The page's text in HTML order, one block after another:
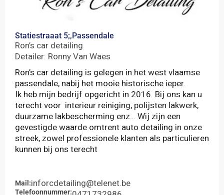
Statiestraaat 5;,Passendale
Ron’s car detailing
Detailer: Ronny Van Waes
Ron’s car detailing is gelegen in het west vlaamse
passendale, nabij het mooie historische ieper.
Ik heb mijn bedrijf opgericht in 2016. Bij ons kan u
terecht voor interieur reiniging, polijsten lakwerk,
duurzame lakbescherming enz… Wij zijn een
gevestigde waarde omtrent auto detailing in onze
streek, zowel professionele klanten als particulieren
kunnen bij ons terecht
Mail:inforcdetailing@telenet.be
Telefoonnummer: